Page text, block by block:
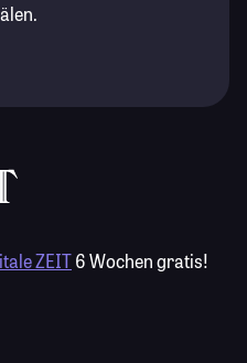
ZEIT6 Wochen gratis!